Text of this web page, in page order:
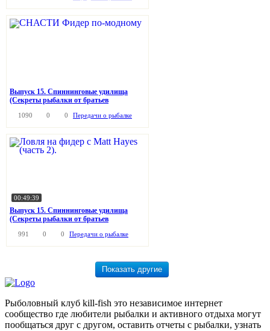
Выпуск 15. Спиннинговые удилища
(Секреты рыбалки от братьев
1090 0 0 Передачи о рыбалке
00:49:39
Выпуск 15. Спиннинговые удилища
(Секреты рыбалки от братьев
991 0 0 Передачи о рыбалке
Рыболовный клуб kill-fish это независимое интернет
сообщество где любители рыбалки и активного отдыха могут
пообщаться друг с другом, оставить отчеты с рыбалки, узнать